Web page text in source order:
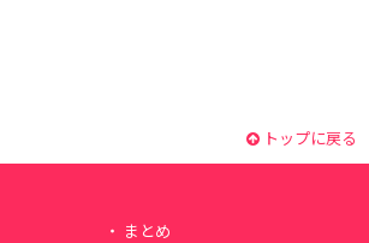
トップに戻る
まとめ